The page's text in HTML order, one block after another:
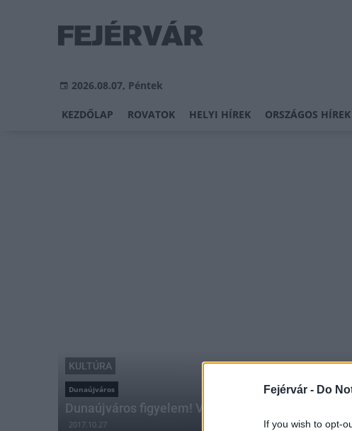
Fejérvár - Do
If you wish to opt-
2026.08.07, Péntek
KEZDŐLAP ROVATOK HELYI HÍREK ORSZÁGOS HÍREK
KULTÚRA
Dunaújváros
Dunaújváros figyelem! Világhírű muzsikusok
2017.10.27